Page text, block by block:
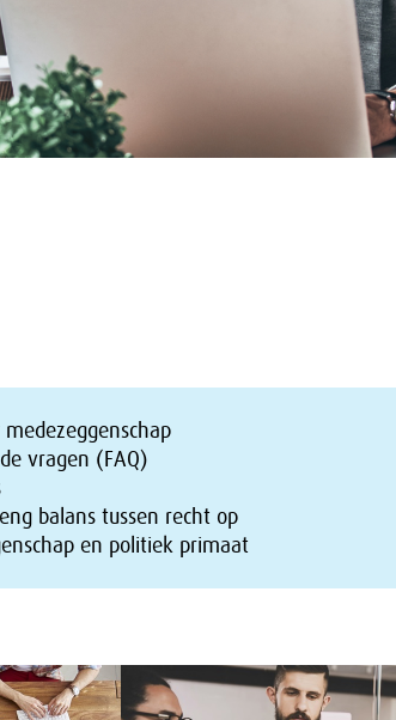
vragen (FAQ)
balans tussen recht op
en politiek primaat